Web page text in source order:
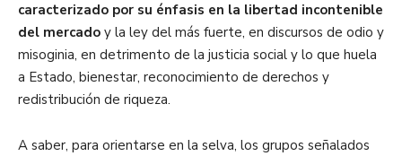
caracterizado por su énfasis en la libertad incontenible
del mercado y la ley del más fuerte, en discursos de odio y
misoginia, en detrimento de la justicia social y lo que huela
a Estado, bienestar, reconocimiento de derechos y
redistribución de riqueza.
A saber, para orientarse en la selva, los grupos señalados